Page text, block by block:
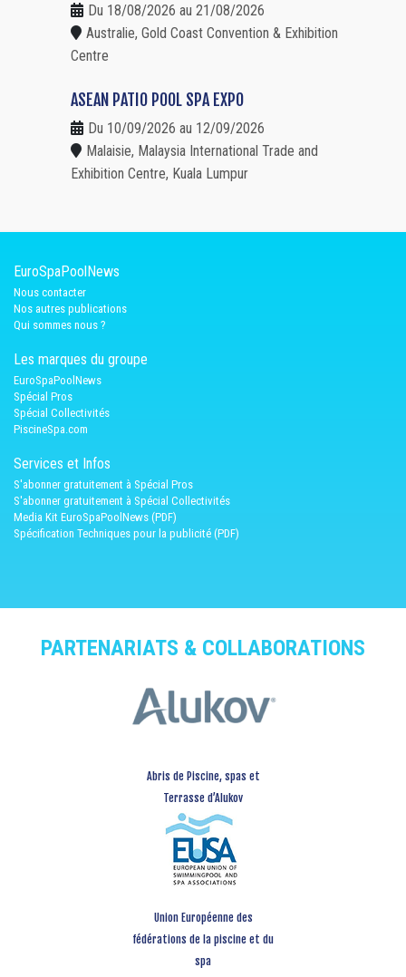
Du 18/08/2026 au 21/08/2026
Australie, Gold Coast Convention & Exhibition
Centre
ASEAN PATIO POOL SPA EXPO
Du 10/09/2026 au 12/09/2026
Malaisie, Malaysia International Trade and
Exhibition Centre, Kuala Lumpur
EuroSpaPoolNews
Nous contacter
Nos autres publications
Qui sommes nous ?
Les marques du groupe
EuroSpaPoolNews
Spécial Pros
Spécial Collectivités
PiscineSpa.com
Services et Infos
S'abonner gratuitement à Spécial Pros
S'abonner gratuitement à Spécial Collectivités
Media Kit EuroSpaPoolNews (PDF)
Spécification Techniques pour la publicité (PDF)
PARTENARIATS & COLLABORATIONS
Abris de Piscine, spas et
Terrasse d’Alukov
Union Européenne des
fédérations de la piscine et du
spa